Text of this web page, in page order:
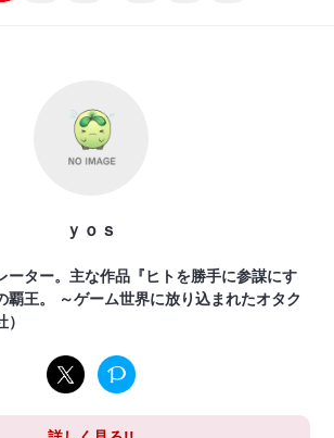
ｙｏｓ
ーター。主な作品『ヒトを勝手に参謀にす
覇王。 ～ゲーム世界に放り込まれたオタク